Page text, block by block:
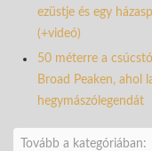
ezüstje és egy
(+videó)
50 méterre a
Broad Peaken, ahol
hegymászólegendát
Tovább a kategóriában: